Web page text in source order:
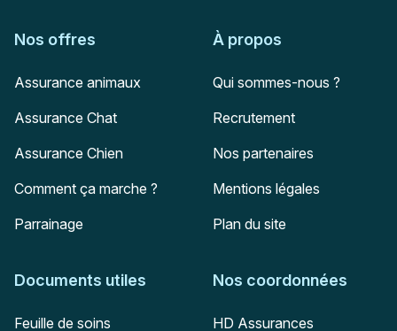
Nos offres
Assurance animaux
Assurance Chat
Assurance Chien
Comment ça marche ?
Parrainage
À propos
Qui sommes-nous ?
Recrutement
Nos partenaires
Mentions légales
Plan du site
Documents utiles
Feuille de soins
Nos coordonnées
Adresse postale
HD Assurances